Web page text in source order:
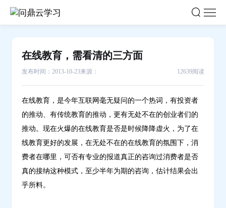
在线教育，需看清的三方面
发布时间：2013-10-23来源： 12639阅读
在线教育，是今年互联网毫无疑问的一个热词，有投资者
的推动、有传统教育的推动，更有无处不在的创业者们的
推动。现在火爆的在线教育是否是时候降降虚火，为了在
线教育更好的发展，在无处不在的在线教育的氛围下，消
费者在哪里，可否有专业的报道真正的咨询过消费者是否
真的接纳这种模式，至少半年为期的咨询，估计结果会出
乎所料。